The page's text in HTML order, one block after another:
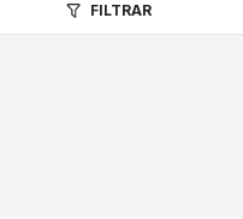
FILTRAR